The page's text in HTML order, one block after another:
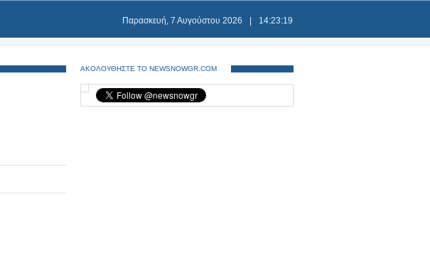
Παρασκευή, 7 Αυγούστου 2026 14:23:19
ΑΚΟΛΟΥΘΗΣΤΕ ΤΟ NEWSNOWGR.COM